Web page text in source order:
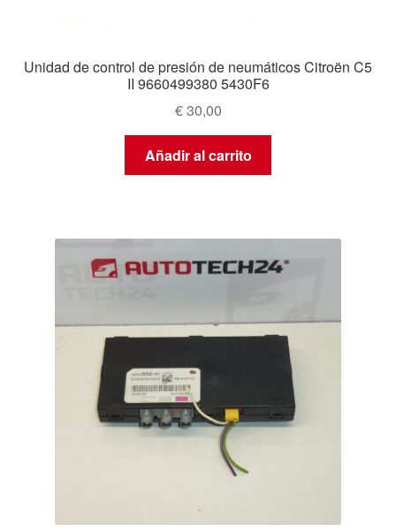
Unidad de control de presión de neumáticos Citroën C5
II 9660499380 5430F6
€30,00
Añadir al carrito